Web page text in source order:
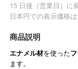
15 日後（営業日）に
日本円での表示価格
商品説明
エナメル材を使った
ます。